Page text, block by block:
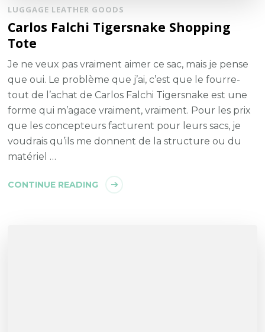
LUGGAGE LEATHER GOODS
Carlos Falchi Tigersnake Shopping
Tote
Je ne veux pas vraiment aimer ce sac, mais je pense
que oui. Le problème que j’ai, c’est que le fourre-
tout de l’achat de Carlos Falchi Tigersnake est une
forme qui m’agace vraiment, vraiment. Pour les prix
que les concepteurs facturent pour leurs sacs, je
voudrais qu’ils me donnent de la structure ou du
matériel …
CONTINUE READING